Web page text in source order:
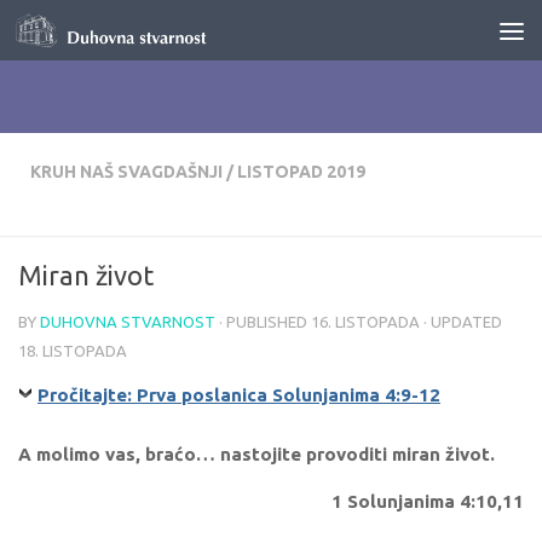
Skip to content
KRUH NAŠ SVAGDAŠNJI / LISTOPAD 2019
Miran život
BY DUHOVNA STVARNOST · PUBLISHED 16. LISTOPADA · UPDATED
18. LISTOPADA
Pročitajte: Prva poslanica Solunjanima 4:9-12
A molimo vas, braćo… nastojite provoditi miran život.
1 Solunjanima 4:10,11